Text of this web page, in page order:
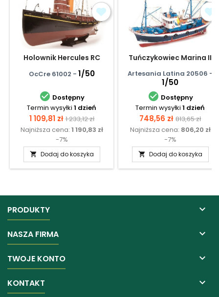
Holownik Hercules RC
OcCre 61002 - 1/50
 Dostępny
Termin wysyłki 1 dzień
Cena
1 109,81 zł Cena
podstawowa
1 233,12 zł
Najniższa cena: 1 190,83 zł
-7%
 Dodaj do koszyka
Tuńczykowiec Marina II
Artesania Latina 20506 -
1/50
 Dostępny
Termin wysyłki 1 dzień
Cena
748,56 zł Cena
813,65 zł
Najniższa cena: 806,20 zł
-7%
 Dodaj do koszyka
PRODUKTY 
NASZA FIRMA 
TWOJE KONTO 
KONTAKT 